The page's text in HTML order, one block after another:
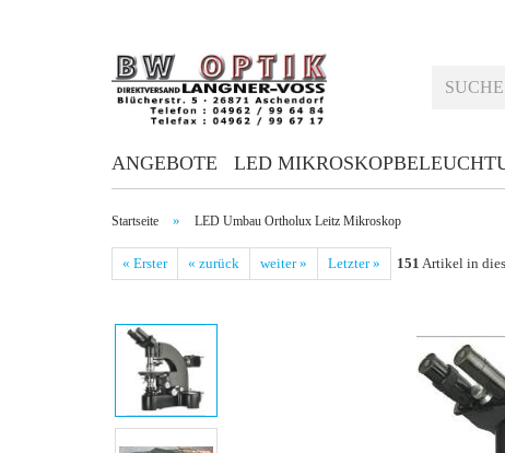
ANGEBOTE LED
Startseite » LED Umbau Ortholux Leitz Mikroskop
« Erster « zurück weiter » Letzter » 151 Artikel in